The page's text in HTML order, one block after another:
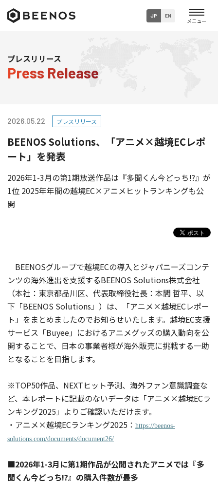
JP EN
ニュース
サステナビリティ
採用情報
プレスリリース
Press Release
2026.05.22 プレスリリース
BEENOS Solutions、「アニメ×越境ECレポ
ート」を発表
2026年1-3月の第1期放送作品は『多聞くん今どっち!?』が
1位 2025年年間の越境EC×アニメヒットランキングも公
開
BEENOSグループで越境ECの導入とジャパニーズコンテ
ンツの海外進出を支援するBEENOS Solutions株式会社
（本社：東京都品川区、代表取締役社長：本間 哲平、以
下「BEENOS Solutions」）は、「アニメ×越境ECレポー
ト」をまとめましたのでお知らせいたします。越境EC支援
サービス「Buyee」におけるアニメグッズの購入動向を公
開することで、日本の事業者様が海外販売に挑戦する一助
となることを目指します。
※TOP50作品、NEXTヒット予測、海外ファン意識調査な
ど、本レポートに記載のないデータは「アニメ×越境ECラ
ンキング2025」よりご確認いただけます。
・アニメ×越境ECランキング2025： https://beenos-
solutions.com/documents/document26/
■2026年1-3月に第1期作品が公開されたアニメでは『多
聞くん今どっち!?』の購入件数が最多